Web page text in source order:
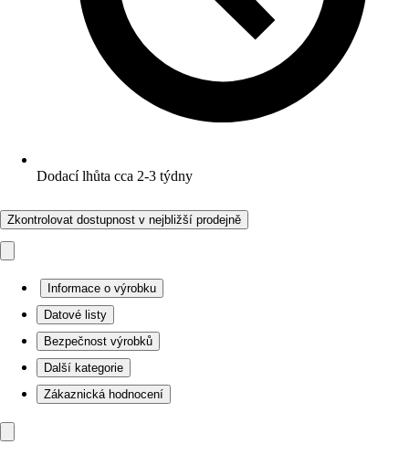
Dodací lhůta cca 2-3 týdny
Zkontrolovat dostupnost v nejbližší prodejně
Informace o výrobku
Datové listy
Bezpečnost výrobků
Další kategorie
Zákaznická hodnocení